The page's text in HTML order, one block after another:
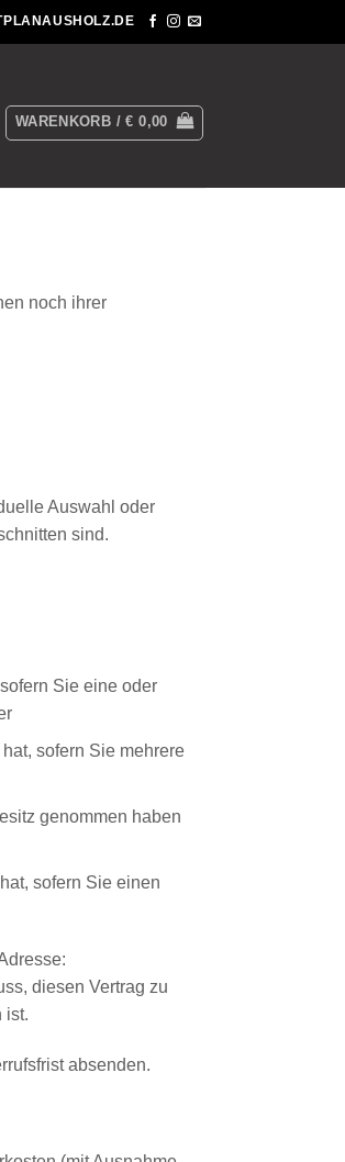
WARENKORB /€ 0,00
noch ihrer
Auswahl oder
sind.
Sie eine oder
sofern Sie mehrere
genommen haben
sofern Sie einen
diesen Vertrag zu
ist.
absenden.